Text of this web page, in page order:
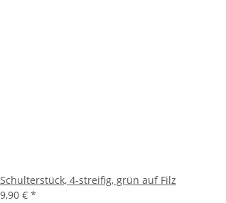
Schulterstück, 4-streifig, grün auf Filz
9,90 € *